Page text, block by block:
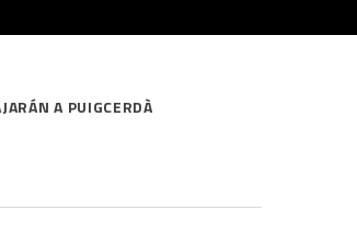
A PUIGCERDÀ